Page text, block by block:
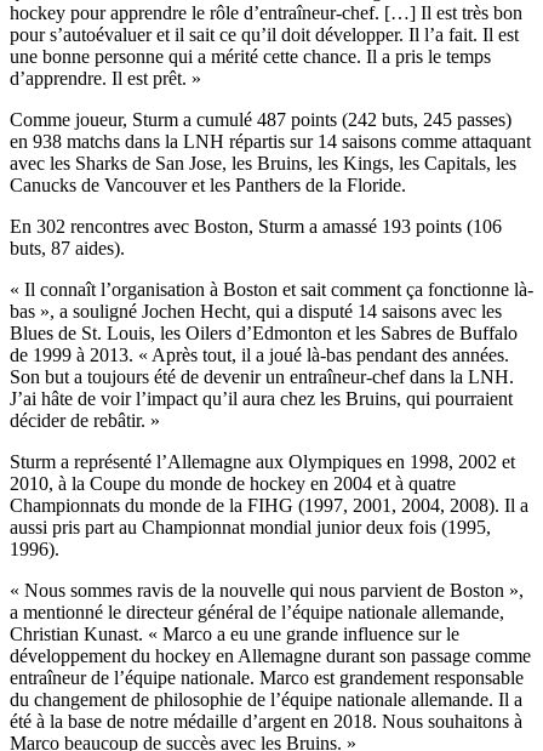
hockey pour apprendre le rôle d’entraîneur-chef. […] Il est très bon
pour s’autoévaluer et il sait ce qu’il doit développer. Il l’a fait. Il est
une bonne personne qui a mérité cette chance. Il a pris le temps
d’apprendre. Il est prêt. »
Comme joueur, Sturm a cumulé 487 points (242 buts, 245 passes)
en 938 matchs dans la LNH répartis sur 14 saisons comme attaquant
avec les Sharks de San Jose, les Bruins, les Kings, les Capitals, les
Canucks de Vancouver et les Panthers de la Floride.
En 302 rencontres avec Boston, Sturm a amassé 193 points (106
buts, 87 aides).
« Il connaît l’organisation à Boston et sait comment ça fonctionne là-
bas », a souligné Jochen Hecht, qui a disputé 14 saisons avec les
Blues de St. Louis, les Oilers d’Edmonton et les Sabres de Buffalo
de 1999 à 2013. « Après tout, il a joué là-bas pendant des années.
Son but a toujours été de devenir un entraîneur-chef dans la LNH.
J’ai hâte de voir l’impact qu’il aura chez les Bruins, qui pourraient
décider de rebâtir. »
Sturm a représenté l’Allemagne aux Olympiques en 1998, 2002 et
2010, à la Coupe du monde de hockey en 2004 et à quatre
Championnats du monde de la FIHG (1997, 2001, 2004, 2008). Il a
aussi pris part au Championnat mondial junior deux fois (1995,
1996).
« Nous sommes ravis de la nouvelle qui nous parvient de Boston »,
a mentionné le directeur général de l’équipe nationale allemande,
Christian Kunast. « Marco a eu une grande influence sur le
développement du hockey en Allemagne durant son passage comme
entraîneur de l’équipe nationale. Marco est grandement responsable
du changement de philosophie de l’équipe nationale allemande. Il a
été à la base de notre médaille d’argent en 2018. Nous souhaitons à
Marco beaucoup de succès avec les Bruins. »